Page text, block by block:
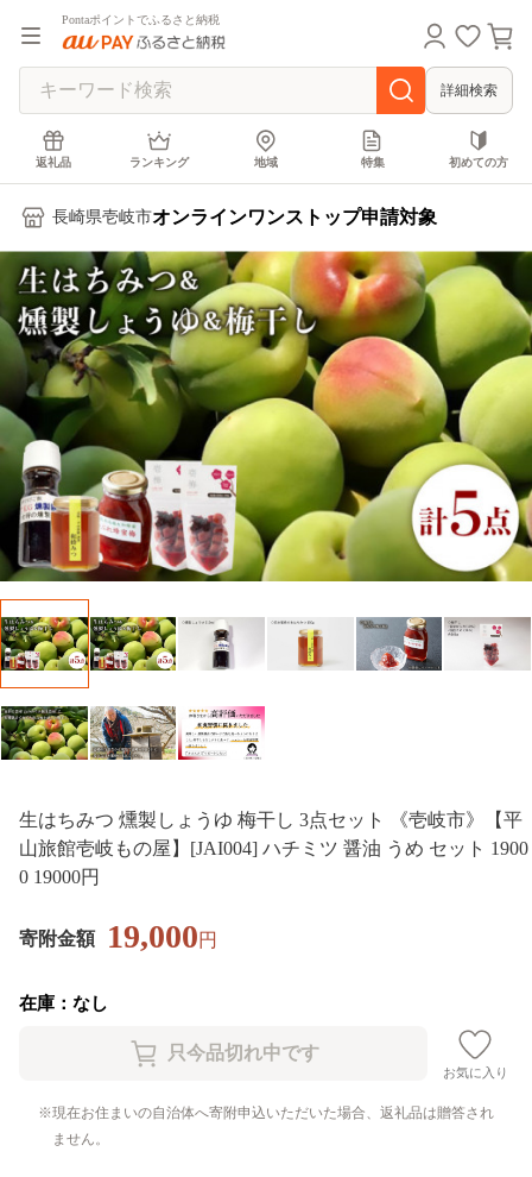
Pontaポイントでふるさと納税
詳細検索
返礼品 ランキング 地域 特集 初めての方
長崎県壱岐市オンラインワンストップ申請対象
生はちみつ 燻製しょうゆ 梅干し 3点セット 《壱岐市》【平
山旅館壱岐もの屋】[JAI004] ハチミツ 醤油 うめ セット 1900
0 19000円
寄附金額 19,000円
在庫：なし
お気に入り
現在お住まいの自治体へ寄附申込いただいた場合、返礼品は贈答され
ません。